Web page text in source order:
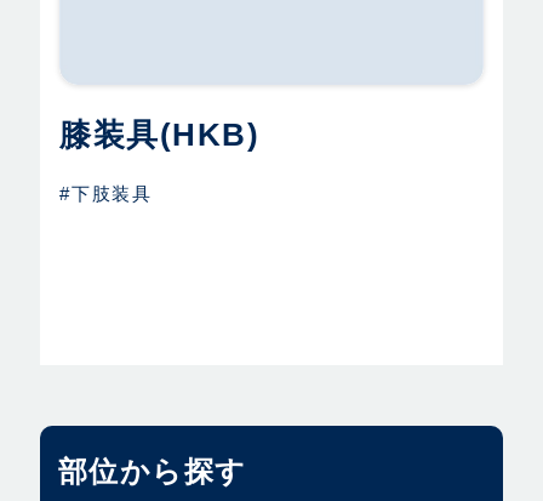
膝装具(HKB)
#下肢装具
部位から探す